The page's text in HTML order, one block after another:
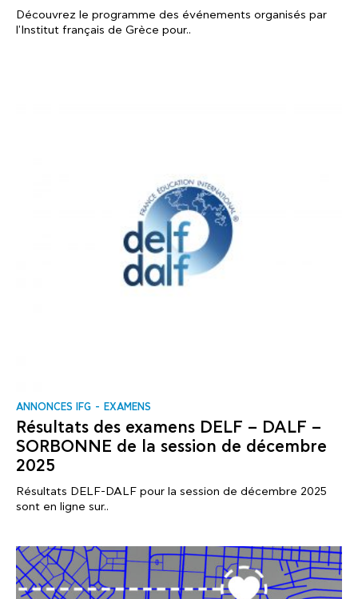
Découvrez le programme des événements organisés par
l'Institut français de Grèce pour..
ANNONCES IFG EXAMENS
Résultats des examens DELF – DALF –
SORBONNE de la session de décembre
2025
Résultats DELF-DALF pour la session de décembre 2025
sont en ligne sur..